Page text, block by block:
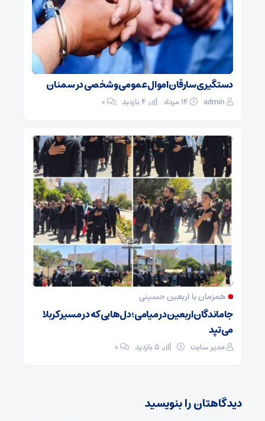
دستگیری سارقان اموال عمومی و شخصی در سمنان
admin ۰
همزمان با اربعین حسینی
جاماندگان اربعین در میامی؛ دل‌هایی که در مسیر کربلا
می‌تپد
مدیر سایت ۰
دیدگاهتان را بنویسید